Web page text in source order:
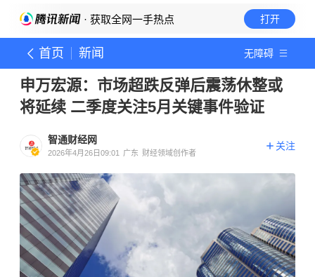
· 获取全网一手热点 打开
首页 新闻 无障碍
申万宏源：市场超跌反弹后震荡休整或
将延续 二季度关注5月关键事件验证
智通财经网
2026年4月26日09:01 广东 财经领域创作者
关注